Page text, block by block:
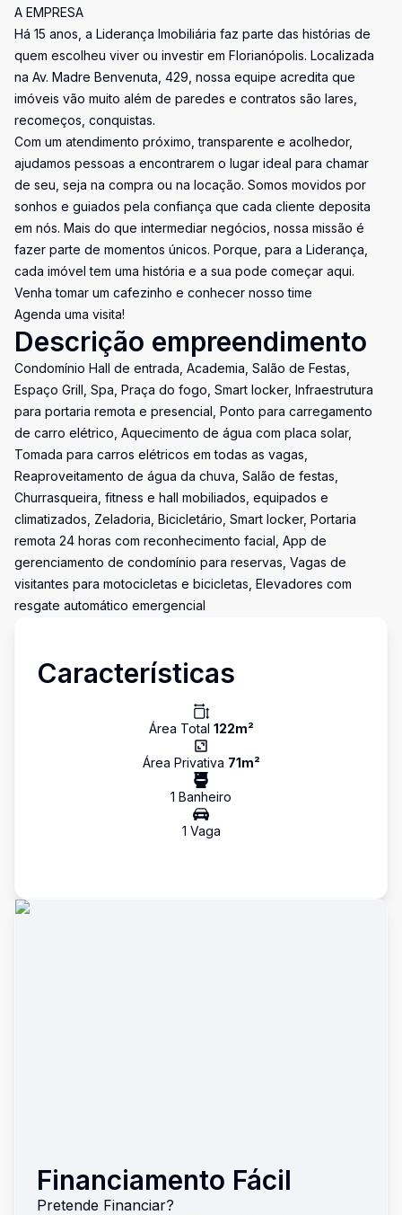
A EMPRESA
Há 15 anos, a Liderança Imobiliária faz parte das histórias de
quem escolheu viver ou investir em Florianópolis. Localizada
na Av. Madre Benvenuta, 429, nossa equipe acredita que
imóveis vão muito além de paredes e contratos são lares,
recomeços, conquistas.
Com um atendimento próximo, transparente e acolhedor,
ajudamos pessoas a encontrarem o lugar ideal para chamar
de seu, seja na compra ou na locação. Somos movidos por
sonhos e guiados pela confiança que cada cliente deposita
em nós. Mais do que intermediar negócios, nossa missão é
fazer parte de momentos únicos. Porque, para a Liderança,
cada imóvel tem uma história e a sua pode começar aqui.
Venha tomar um cafezinho e conhecer nosso time
Agenda uma visita!
Descrição empreendimento
Condomínio Hall de entrada, Academia, Salão de Festas,
Espaço Grill, Spa, Praça do fogo, Smart locker, Infraestrutura
para portaria remota e presencial, Ponto para carregamento
de carro elétrico, Aquecimento de água com placa solar,
Tomada para carros elétricos em todas as vagas,
Reaproveitamento de água da chuva, Salão de festas,
Churrasqueira, fitness e hall mobiliados, equipados e
climatizados, Zeladoria, Bicicletário, Smart locker, Portaria
remota 24 horas com reconhecimento facial, App de
gerenciamento de condomínio para reservas, Vagas de
visitantes para motocicletas e bicicletas, Elevadores com
resgate automático emergencial
Características
Área Total 122m²
Área Privativa 71m²
1 Banheiro
1 Vaga
Financiamento Fácil
Pretende Financiar?